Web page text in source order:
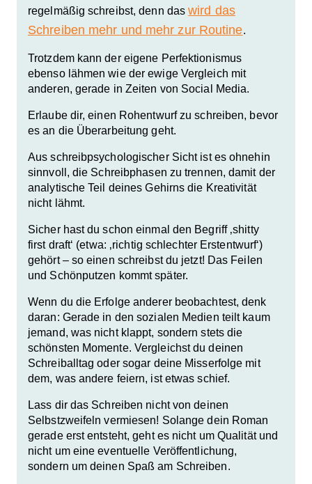
regelmäßig schreibst, denn daswird das
Schreiben mehr und mehr zur Routine.
Trotzdem kann der eigene Perfektionismus
ebenso lähmen wie der ewige Vergleich mit
anderen, gerade in Zeiten von Social Media.
Erlaube dir, einen Rohentwurf zu schreiben, bevor
es an die Überarbeitung geht.
Aus schreibpsychologischer Sicht ist es ohnehin
sinnvoll, die Schreibphasen zu trennen, damit der
analytische Teil deines Gehirns die Kreativität
nicht lähmt.
Sicher hast du schon einmal den Begriff ‚shitty
first draft‘ (etwa: ‚richtig schlechter Erstentwurf‘)
gehört – so einen schreibst du jetzt! Das Feilen
und Schönputzen kommt später.
Wenn du die Erfolge anderer beobachtest, denk
daran: Gerade in den sozialen Medien teilt kaum
jemand, was nicht klappt, sondern stets die
schönsten Momente. Vergleichst du deinen
Schreiballtag oder sogar deine Misserfolge mit
dem, was andere feiern, ist etwas schief.
Lass dir das Schreiben nicht von deinen
Selbstzweifeln vermiesen! Solange dein Roman
gerade erst entsteht, geht es nicht um Qualität und
nicht um eine eventuelle Veröffentlichung,
sondern um deinen Spaß am Schreiben.